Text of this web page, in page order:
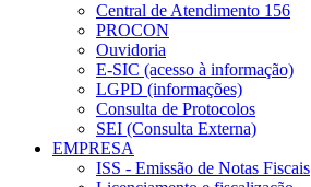
Central de Atendimento 156
PROCON
Ouvidoria
E-SIC (acesso à informação)
LGPD (informações)
Consulta de Protocolos
SEI (Consulta Externa)
EMPRESA
ISS - Emissão de Notas Fiscais